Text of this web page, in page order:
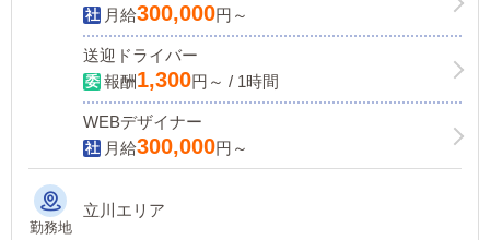
月給300,000円～
送迎ドライバー
報酬1,300円～ / 1時間
WEBデザイナー
月給300,000円～
勤務地
立川エリア